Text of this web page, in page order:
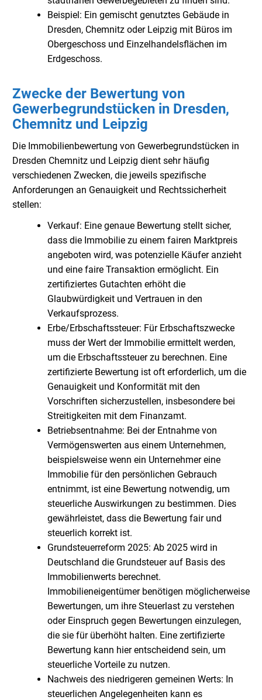
Beispiel: Ein gemischt genutztes Gebäude in
Dresden, Chemnitz oder Leipzig mit Büros im
Obergeschoss und Einzelhandelsflächen im
Erdgeschoss.
Zwecke der Bewertung von
Gewerbegrundstücken in Dresden,
Chemnitz und Leipzig
Die Immobilienbewertung von Gewerbegrundstücken in
Dresden Chemnitz und Leipzig dient sehr häufig
verschiedenen Zwecken, die jeweils spezifische
Anforderungen an Genauigkeit und Rechtssicherheit
stellen:
Verkauf: Eine genaue Bewertung stellt sicher,
dass die Immobilie zu einem fairen Marktpreis
angeboten wird, was potenzielle Käufer anzieht
und eine faire Transaktion ermöglicht. Ein
zertifiziertes Gutachten erhöht die
Glaubwürdigkeit und Vertrauen in den
Verkaufsprozess.
Erbe/Erbschaftssteuer: Für Erbschaftszwecke
muss der Wert der Immobilie ermittelt werden,
um die Erbschaftssteuer zu berechnen. Eine
zertifizierte Bewertung ist oft erforderlich, um die
Genauigkeit und Konformität mit den
Vorschriften sicherzustellen, insbesondere bei
Streitigkeiten mit dem Finanzamt.
Betriebsentnahme: Bei der Entnahme von
Vermögenswerten aus einem Unternehmen,
beispielsweise wenn ein Unternehmer eine
Immobilie für den persönlichen Gebrauch
entnimmt, ist eine Bewertung notwendig, um
steuerliche Auswirkungen zu bestimmen. Dies
gewährleistet, dass die Bewertung fair und
steuerlich korrekt ist.
Grundsteuerreform 2025: Ab 2025 wird in
Deutschland die Grundsteuer auf Basis des
Immobilienwerts berechnet.
Immobilieneigentümer benötigen möglicherweise
Bewertungen, um ihre Steuerlast zu verstehen
oder Einspruch gegen Bewertungen einzulegen,
die sie für überhöht halten. Eine zertifizierte
Bewertung kann hier entscheidend sein, um
steuerliche Vorteile zu nutzen.
Nachweis des niedrigeren gemeinen Werts: In
steuerlichen Angelegenheiten kann es